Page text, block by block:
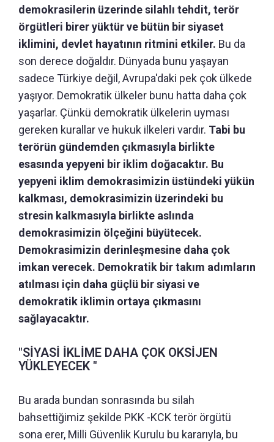
demokrasilerin üzerinde silahlı tehdit, terör
örgütleri birer yüktür ve bütün bir siyaset
iklimini, devlet hayatının ritmini etkiler. Bu da
son derece doğaldır. Dünyada bunu yaşayan
sadece Türkiye değil, Avrupa'daki pek çok ülkede
yaşıyor. Demokratik ülkeler bunu hatta daha çok
yaşarlar. Çünkü demokratik ülkelerin uyması
gereken kurallar ve hukuk ilkeleri vardır. Tabi bu
terörün gündemden çıkmasıyla birlikte
esasında yepyeni bir iklim doğacaktır. Bu
yepyeni iklim demokrasimizin üstündeki yükün
kalkması, demokrasimizin üzerindeki bu
stresin kalkmasıyla birlikte aslında
demokrasimizin ölçeğini büyütecek.
Demokrasimizin derinleşmesine daha çok
imkan verecek. Demokratik bir takım adımların
atılması için daha güçlü bir siyasi ve
demokratik iklimin ortaya çıkmasını
sağlayacaktır.
"SİYASİ İKLİME DAHA ÇOK OKSİJEN
YÜKLEYECEK "
Bu arada bundan sonrasında bu silah
bahsettiğimiz şekilde PKK -KCK terör örgütü
sona erer, Milli Güvenlik Kurulu bu kararıyla, bu